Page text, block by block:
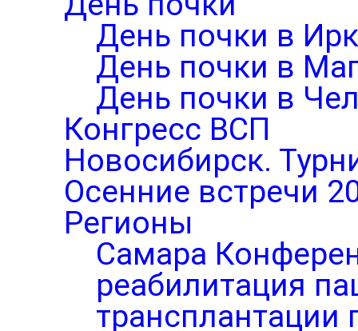
День почки в
День почки в
День почки в
Конгресс ВСП
Новосибирск.
Осенние встречи
Регионы
Самара
реабилитация
трансплантации